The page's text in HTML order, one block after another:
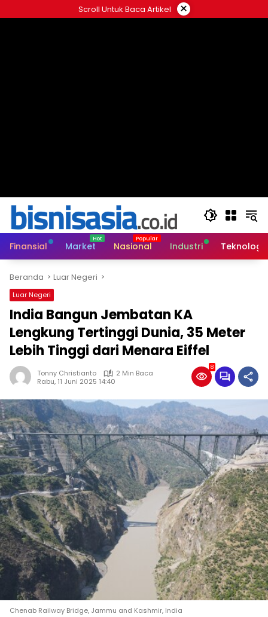
ke
Scroll Untuk Baca Artikel ×
Finansial Market Nasional Industri Teknologi
Beranda Luar Negeri
Luar Negeri
India Bangun Jembatan KA
Lengkung Tertinggi Dunia, 35 Meter
Lebih Tinggi dari Menara Eiffel
Tonny Christianto
2 Min Baca
Rabu, 11 Juni 2025 14:40
8
Chenab Railway Bridge, Jammu and Kashmir, India